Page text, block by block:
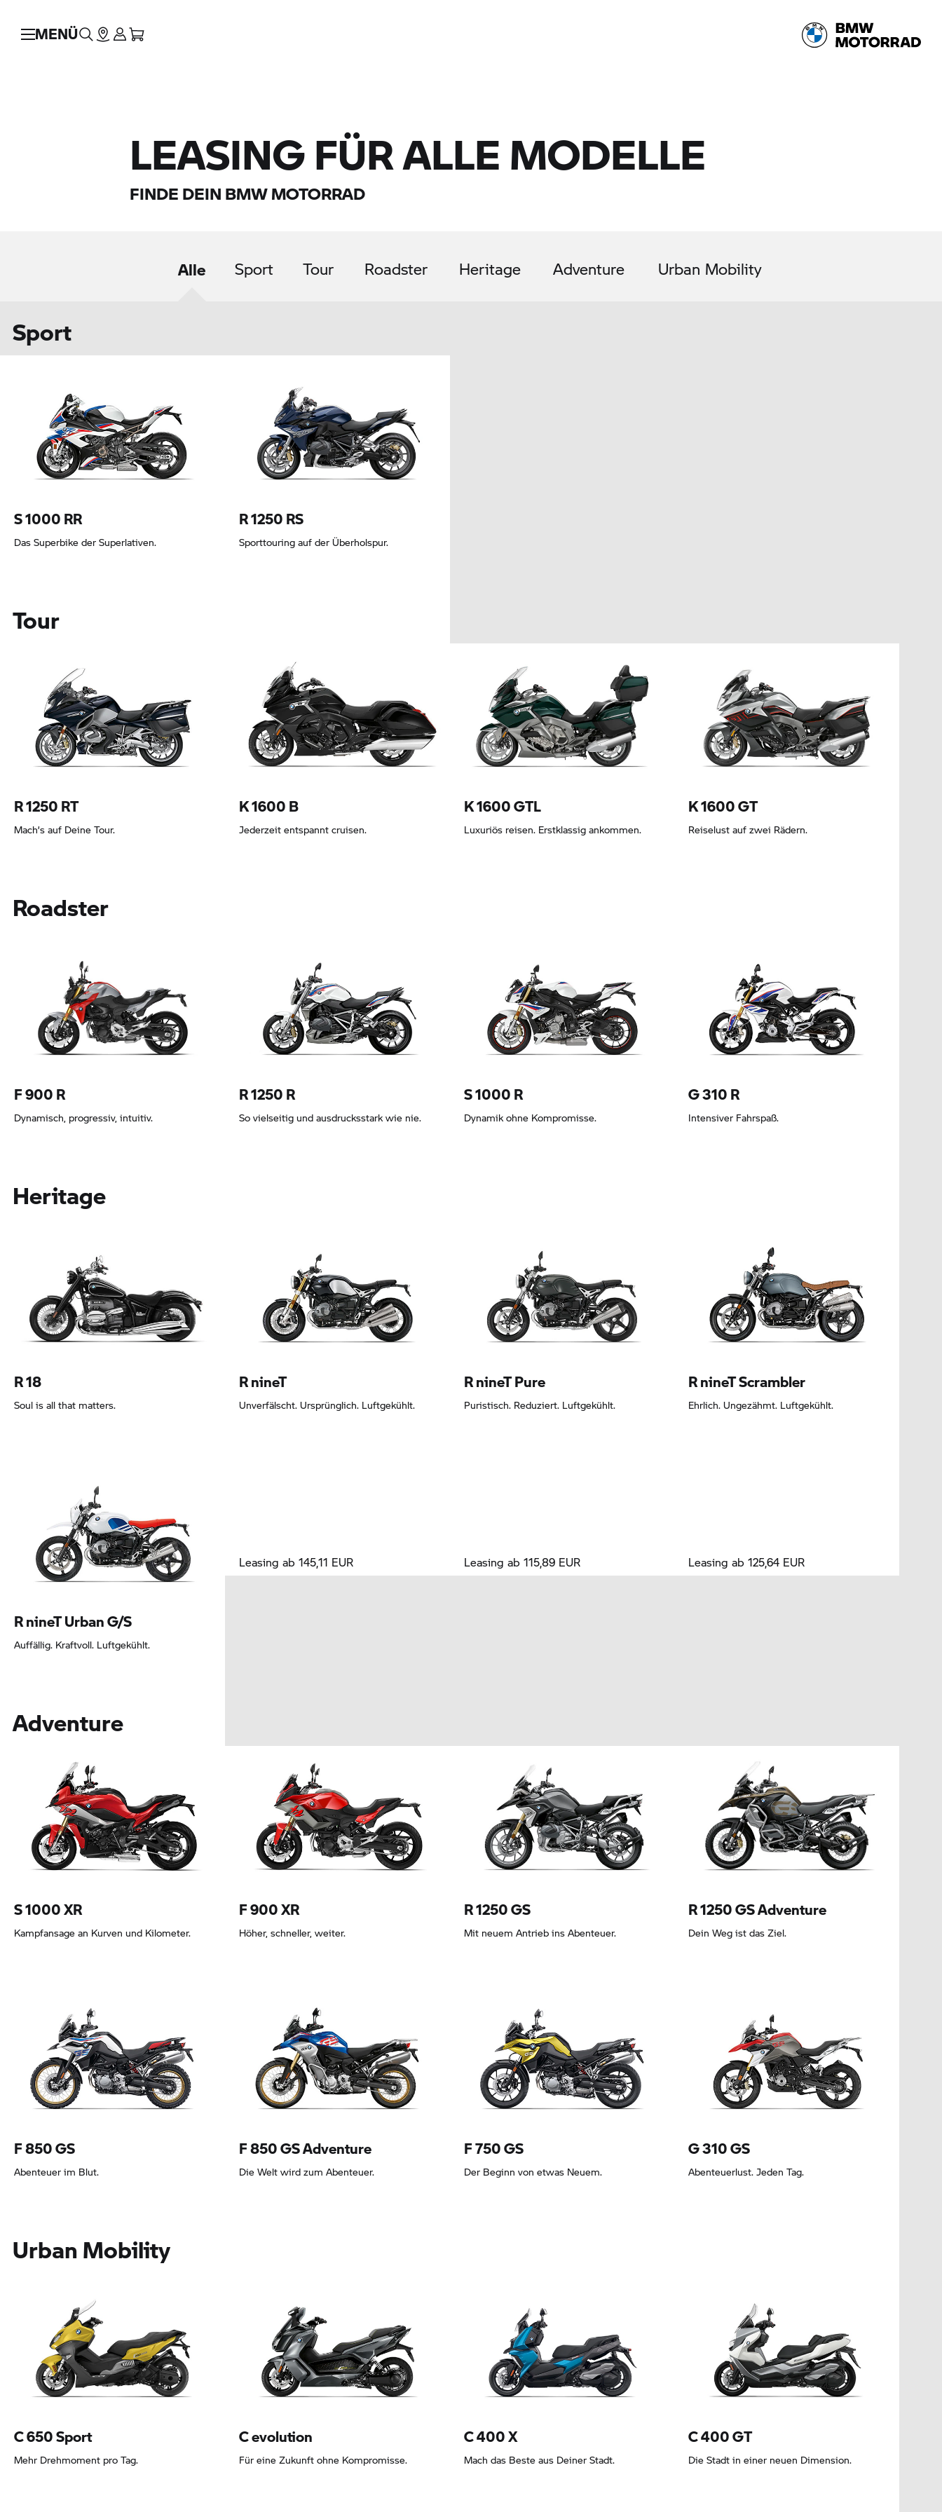
MENÜ
LEASING FÜR ALLE MODELLE
FINDE DEIN BMW MOTORRAD
Alle Sport Tour Roadster Heritage Adventure Urban Mobility
Sport
S 1000 RR
Das Superbike der Superlativen.
Leasing ab 193,80 EUR
R 1250 RS
Sporttouring auf der Überholspur.
Leasing ab 143,62 EUR
Tour
R 1250 RT
Mach’s auf Deine Tour.
Leasing ab 239,98 EUR
K 1600 B
Jederzeit entspannt cruisen.
Leasing ab 239,98 EUR
K 1600 GTL
Luxuriös reisen. Erstklassig ankommen.
Leasing ab 239,98 EUR
K 1600 GT
Reiselust auf zwei Rädern.
Leasing ab 239,98 EUR
Roadster
F 900 R
Dynamisch, progressiv, intuitiv.
Leasing ab 96,42 EUR
R 1250 R
So vielseitig und ausdrucksstark wie nie.
Leasing ab 143,62 EUR
S 1000 R
Dynamik ohne Kompromisse.
Leasing ab 145,11 EUR
G 310 R
Intensiver Fahrspaß.
Leasing ab 47,72 EUR
Heritage
R 18
Soul is all that matters.
Leasing ab 191,78 EUR
R nineT
Unverfälscht. Ursprünglich. Luftgekühlt.
Leasing ab 145,11 EUR
R nineT Pure
Puristisch. Reduziert. Luftgekühlt.
Leasing ab 115,89 EUR
R nineT Scrambler
Ehrlich. Ungezähmt. Luftgekühlt.
Leasing ab 125,64 EUR
R nineT Urban G/S
Auffällig. Kraftvoll. Luftgekühlt.
Leasing ab 227,96 EUR
Adventure
S 1000 XR
Kampfansage an Kurven und Kilometer.
Leasing ab 193,80 EUR
F 900 XR
Höher, schneller, weiter.
Leasing ab 115,89 EUR
R 1250 GS
Mit neuem Antrieb ins Abenteuer.
Leasing ab 184,07 EUR
R 1250 GSAdventure
Dein Weg ist das Ziel.
Leasing ab 193,80 EUR
F 850 GS
Abenteuer im Blut.
Leasing ab 145,11 EUR
F 850 GSAdventure
Die Welt wird zum Abenteuer.
Leasing ab 164,58 EUR
F 750 GS
Der Beginn von etwas Neuem.
Leasing ab 67,19 EUR
G 310 GS
Abenteuerlust. Jeden Tag.
Leasing ab 67,19 EUR
Urban Mobility
C 650Sport
Mehr Drehmoment pro Tag.
C evolution
Für eine Zukunft ohne Kompromisse.
C 400 X
Mach das Beste aus Deiner Stadt.
C 400 GT
Die Stadt in einer neuen Dimension.